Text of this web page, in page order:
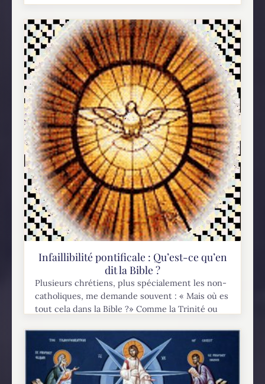
Infaillibilité pontificale : Qu’est-ce qu’en
dit la Bible ?
Plusieurs chrétiens, plus spécialement les non-
catholiques, me demande souvent : « Mais où es
tout cela dans la Bible ?» Comme la Trinité ou